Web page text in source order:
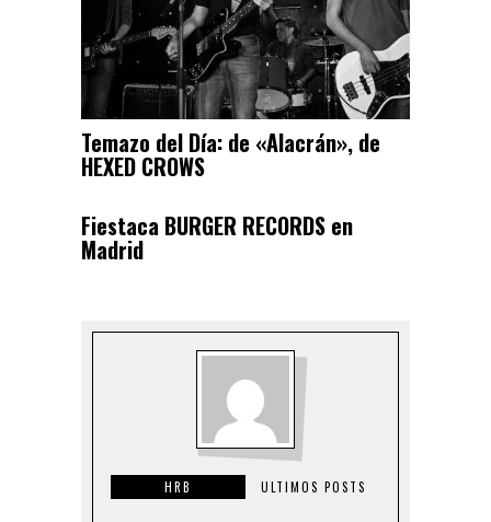
Temazo del Día: de «Alacrán», de
HEXED CROWS
Fiestaca BURGER RECORDS en
Madrid
HRB ULTIMOS POSTS